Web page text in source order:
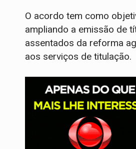
O acordo tem como
ampliando a emissão de
assentados da reforma
aos serviços de titulação.